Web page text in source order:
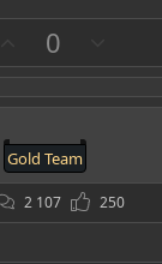
а
0
р
о
Gold Team
2 107
250